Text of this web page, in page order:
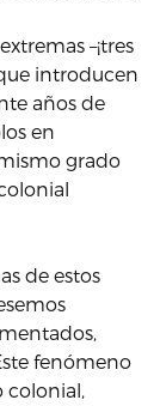
–¡tres
introducen
años de
en
grado
de estos
fenómeno
colonial,